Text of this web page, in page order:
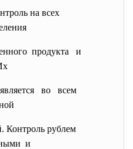
на всех
продукта и
во всем
Контроль рублем
и